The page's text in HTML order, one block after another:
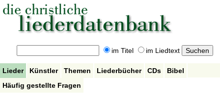
im Titel im Liedtext
Lieder Künstler Themen Liederbücher CDs
Bibel
Häufig gestellte Fragen